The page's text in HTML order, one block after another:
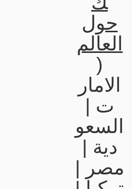
حول
العالم
(
الامار
ت |
السعو
دية |
مصر |